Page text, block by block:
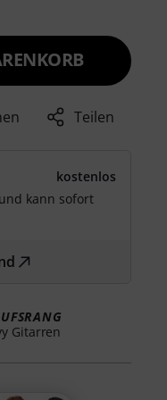
Teilen
kostenlos
kann sofort
Gitarren